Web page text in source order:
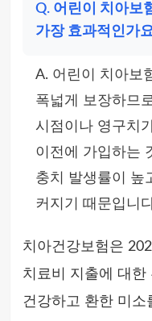
Q. 어린이 치아보
가장 효과적인가
A. 어린이 치아보
폭넓게 보장하므
시점이나 영구치
이전에 가입하는
충치 발생률이 높
커지기 때문입니
치아건강보험은
치료비 지출에 대한
건강하고 환한 미소